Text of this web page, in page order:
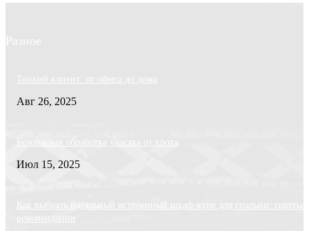
Разное
Тонкий клиент: от офиса до дома
Авг 26, 2025
Безопасная обработка участка от крота
Июл 15, 2025
Как выбрать идеальный встроенный шкаф-купе для спальни: советы
рекомендации